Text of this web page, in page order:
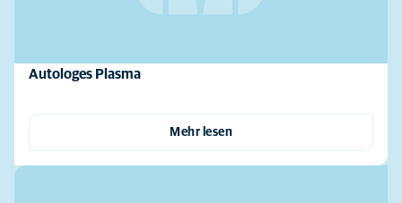
Autologes Plasma
Mehr lesen